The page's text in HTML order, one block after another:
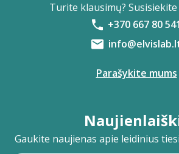
Turite klausimų?
+370 667 80 541
Parašykite mums
Gaukite naujienas apie leidinius